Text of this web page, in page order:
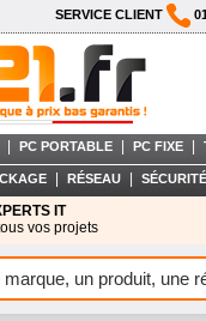
SERVICE CLIENT
PC PORTABLE PC FIXE
RÉSEAU SÉCURITÉ
IT
vos projets